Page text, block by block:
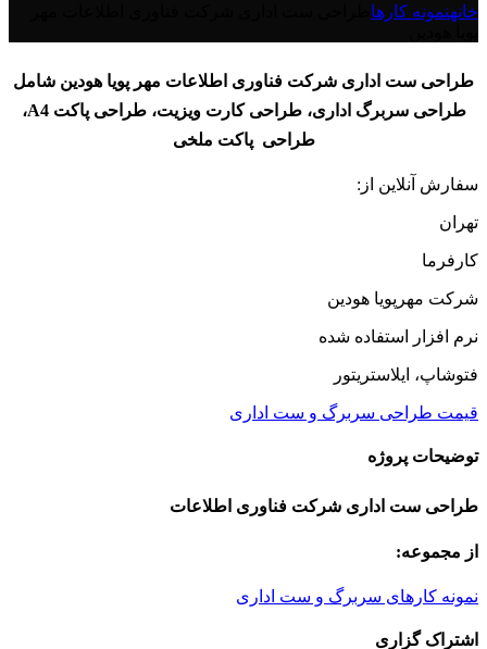
خانهنمونه کارها
طراحی ست اداری شرکت فناوری اطلاعات مهر پویا هودین شامل
طراحی سربرگ اداری، طراحی کارت ویزیت، طراحی پاکت A4،
طراحی پاکت ملخی
سفارش آنلاین از:
تهران
کارفرما
شرکت مهرپویا هودین
نرم افزار استفاده شده
فتوشاپ، ایلاستریتور
قیمت طراحی سربرگ و ست اداری
توضیحات پروژه
طراحی ست اداری شرکت فناوری اطلاعات
از مجموعه:
نمونه کارهای سربرگ و ست اداری
اشتراک گزاری